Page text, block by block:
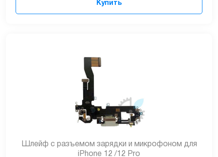
Купить
Шлейф с разъемом зарядки и микрофоном для
iPhone 12 /12 Pro